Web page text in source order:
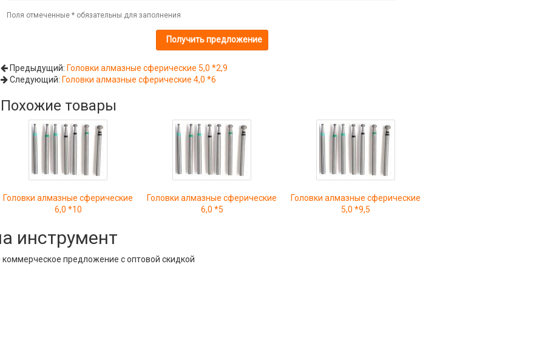
Поля отмеченные *обязательны для заполнения
Предыдущий: Головки алмазные сферические 5,0 *2,9
Следующий: Головки алмазные сферические 4,0 *6
Похожие товары
Головки алмазные сферические
6,0 *10
Головки алмазные сферические
6,0 *5
Головки алмазные сферические
5,0 *9,5
инструмент
коммерческое предложение с оптовой скидкой